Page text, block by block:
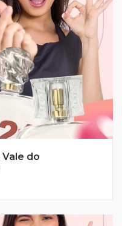
do